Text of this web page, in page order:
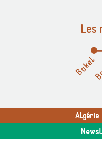
Algérie